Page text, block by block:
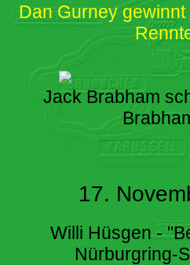
Dan Gurney
Jack Brabham
17.
Willi Hüsgen -
Nürburgring-